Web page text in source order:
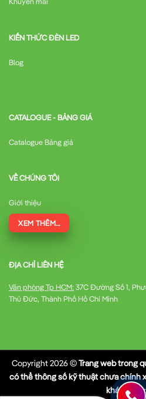
KIẾN THỨC ĐÈN LED
Blog
CATALOGUE - BẢNG GIÁ
Catalogue Bảng giá
VỀ CHÚNG TÔI
Giới thiệu
XEM THÊM...
ĐỊA CHỈ LIÊN HỆ
Văn phòng Tp HCM:37C Đường Số 1,
Thủ Đức, Thành Phố Hồ Chí Minh
Copyright 2026 ©Trang web trong
có thể thông số kỹ thuật chưa chính
khách